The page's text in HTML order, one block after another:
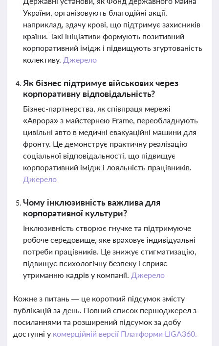
України, організовують благодійні акції,
наприклад, здачу крові, що підтримує захисників
країни. Такі ініціативи формують позитивний
корпоративний імідж і підвищують згуртованість
колективу. Джерело
Як бізнес підтримує військових через
корпоративну відповідальність?
Бізнес-партнерства, як співпраця мережі
«Аврора» з майстернею Frame, переобладнують
цивільні авто в медичні евакуаційні машини для
фронту. Це демонструє практичну реалізацію
соціальної відповідальності, що підвищує
корпоративний імідж і лояльність працівників.
Джерело
Чому інклюзивність важлива для
корпоративної культури?
Інклюзивність створює гнучке та підтримуюче
робоче середовище, яке враховує індивідуальні
потреби працівників. Це знижує стигматизацію,
підвищує психологічну безпеку і сприяє
утриманню кадрів у компанії. Джерело
Кожне з питань — це короткий підсумок змісту
публікацій за день. Повний список першоджерел з
посиланнями та розширений підсумок за добу
доступні у комерційній версії Платформи LIGA360.